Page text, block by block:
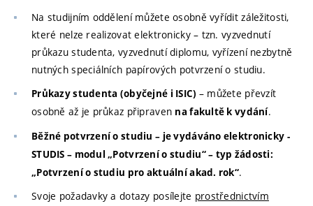
Na studijním oddělení můžete osobně vyřídit záležitosti,
které nelze realizovat elektronicky – tzn. vyzvednutí
průkazu studenta, vyzvednutí diplomu, vyřízení nezbytně
nutných speciálních papírových potvrzení o studiu.
Průkazy studenta (obyčejné i ISIC) – můžete převzít
osobně až je průkaz připraven na fakultě k vydání.
Běžné potvrzení o studiu – je vydáváno elektronicky -
STUDIS – modul „Potvrzení o studiu“ – typ žádosti:
„Potvrzení o studiu pro aktuální akad. rok“.
Svoje požadavky a dotazy posílejte prostřednictvím